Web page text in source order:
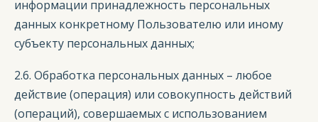
информации принадлежность персональных
данных конкретному Пользователю или иному
субъекту персональных данных;
2.6. Обработка персональных данных – любое
действие (операция) или совокупность действий
(операций), совершаемых с использованием